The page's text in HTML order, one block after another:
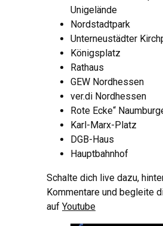
Unigelände
Nordstadtpark
Unterneustädter
Königsplatz
Rathaus
GEW Nordhessen
ver.di Nordhessen
Rote Ecke“
Karl-Marx-Platz
DGB-Haus
Hauptbahnhof
Schalte dich live dazu,
Kommentare und begleite
auf Youtube